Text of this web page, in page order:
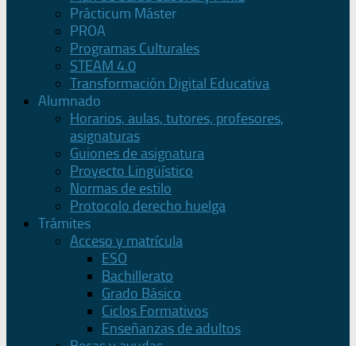
Prácticum Máster
PROA
Programas Culturales
STEAM 4.0
Transformación Digital Educativa
Alumnado
Horarios, aulas, tutores, profesores,
asignaturas
Guiones de asignatura
Proyecto Lingüístico
Normas de estilo
Protocolo derecho huelga
Trámites
Acceso y matrícula
ESO
Bachillerato
Grado Básico
Ciclos Formativos
Enseñanzas de adultos